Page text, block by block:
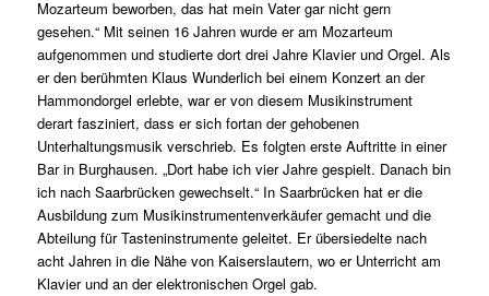
Mozarteum beworben, das hat mein Vater gar nicht gern
gesehen.“ Mit seinen 16 Jahren wurde er am Mozarteum
aufgenommen und studierte dort drei Jahre Klavier und Orgel. Als
er den berühmten Klaus Wunderlich bei einem Konzert an der
Hammondorgel erlebte, war er von diesem Musikinstrument
derart fasziniert, dass er sich fortan der gehobenen
Unterhaltungsmusik verschrieb. Es folgten erste Auftritte in einer
Bar in Burghausen. „Dort habe ich vier Jahre gespielt. Danach bin
ich nach Saarbrücken gewechselt.“ In Saarbrücken hat er die
Ausbildung zum Musikinstrumentenverkäufer gemacht und die
Abteilung für Tasteninstrumente geleitet. Er übersiedelte nach
acht Jahren in die Nähe von Kaiserslautern, wo er Unterricht am
Klavier und an der elektronischen Orgel gab.